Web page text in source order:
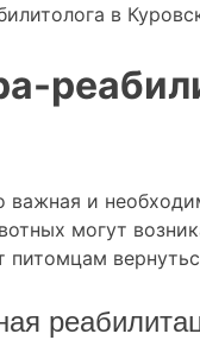
в
важная и
могут
питомцам